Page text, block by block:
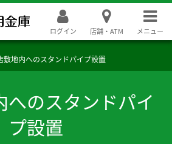
ログイン 店舗・ATM メニュー
敷地内へのスタンドパイプ設置
へのスタンドパイ
プ設置